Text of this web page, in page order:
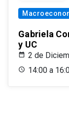
Gabriela
y UC
2 de
14:00 a